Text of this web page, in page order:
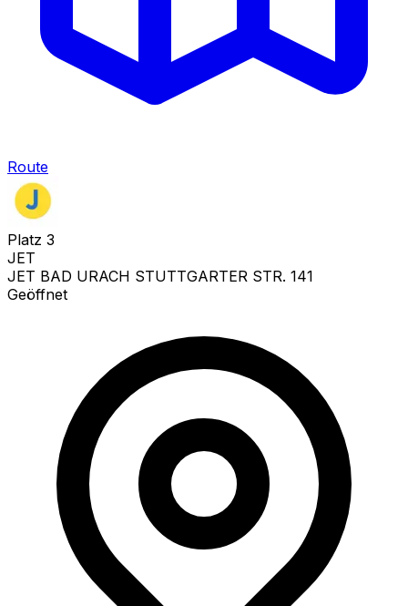
Route
Platz 3
JET
JET BAD URACH STUTTGARTER STR. 141
Geöffnet